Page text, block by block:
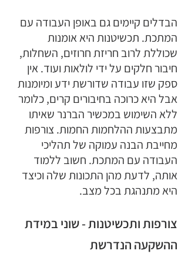
הבדלים קיימים גם באופן העבודה עם
המתכת. תכשיטנות היא אומנות
שכוללת לרוב חריזת חרוזים, השחלות,
חיבור חלקים על ידי לולאות ועוד. אין
ספק שזו עבודה שדורשת ידע ומיומנות
אבל היא כרוכה בחיבורים קרים, כלומר
ללא השימוש במכשיר הברנר שאיתו
מתבצעות ההלחמות החמות. צורפות
מחייבת הבנה עמוקה של תהליכי
העבודה עם המתכת. חשוב ללמוד
אותה, לדעת מהן התכונות שלה וכיצד
היא מתנהגת בכל מצב.
צורפות ותכשיטנות - שוני במידת
ההשקעה הנדרשת